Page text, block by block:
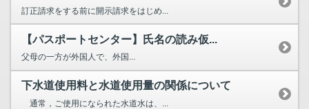
訂正請求をする前に開示請求をはじめ...
【パスポートセンター】氏名の読み仮...
父母の一方が外国人で、外国...
下水道使用料と水道使用量の関係について
通常，ご使用になられた水道水は、...